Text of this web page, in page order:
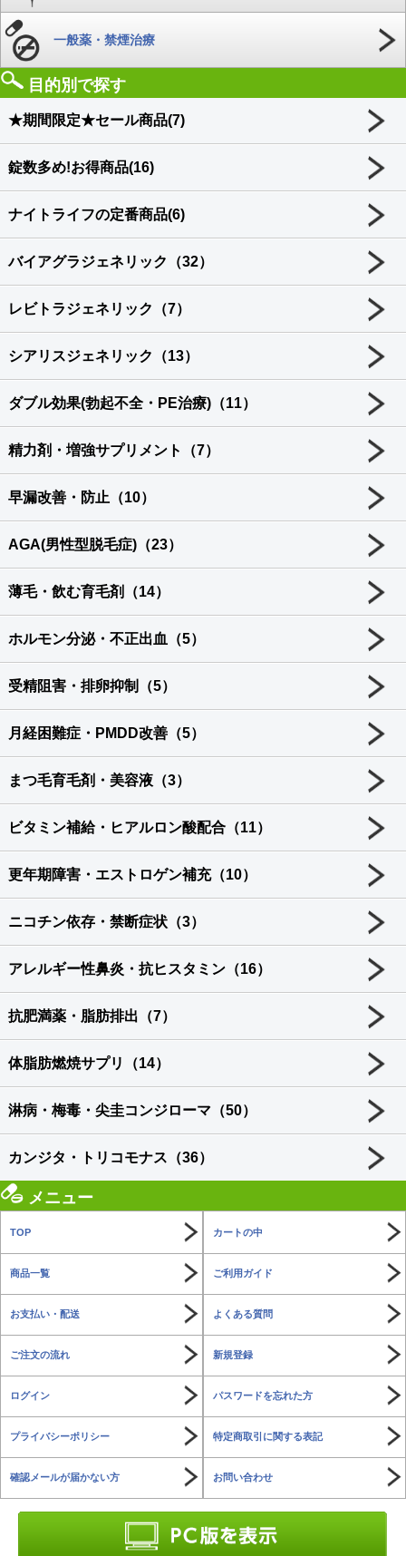
一般薬・禁煙治療
目的別で探す
★期間限定★セール商品(7)
錠数多め!お得商品(16)
ナイトライフの定番商品(6)
バイアグラジェネリック（32）
レビトラジェネリック（7）
シアリスジェネリック（13）
ダブル効果(勃起不全・PE治療)（11）
精力剤・増強サプリメント（7）
早漏改善・防止（10）
AGA(男性型脱毛症)（23）
薄毛・飲む育毛剤（14）
ホルモン分泌・不正出血（5）
受精阻害・排卵抑制（5）
月経困難症・PMDD改善（5）
まつ毛育毛剤・美容液（3）
ビタミン補給・ヒアルロン酸配合（11）
更年期障害・エストロゲン補充（10）
ニコチン依存・禁断症状（3）
アレルギー性鼻炎・抗ヒスタミン（16）
抗肥満薬・脂肪排出（7）
体脂肪燃焼サプリ（14）
淋病・梅毒・尖圭コンジローマ（50）
カンジタ・トリコモナス（36）
メニュー
TOP カートの中
商品一覧 ご利用ガイド
お支払い・配送 よくある質問
ご注文の流れ 新規登録
ログイン パスワードを忘れた方
プライバシーポリシー 特定商取引に関する表記
確認メールが届かない方 お問い合わせ